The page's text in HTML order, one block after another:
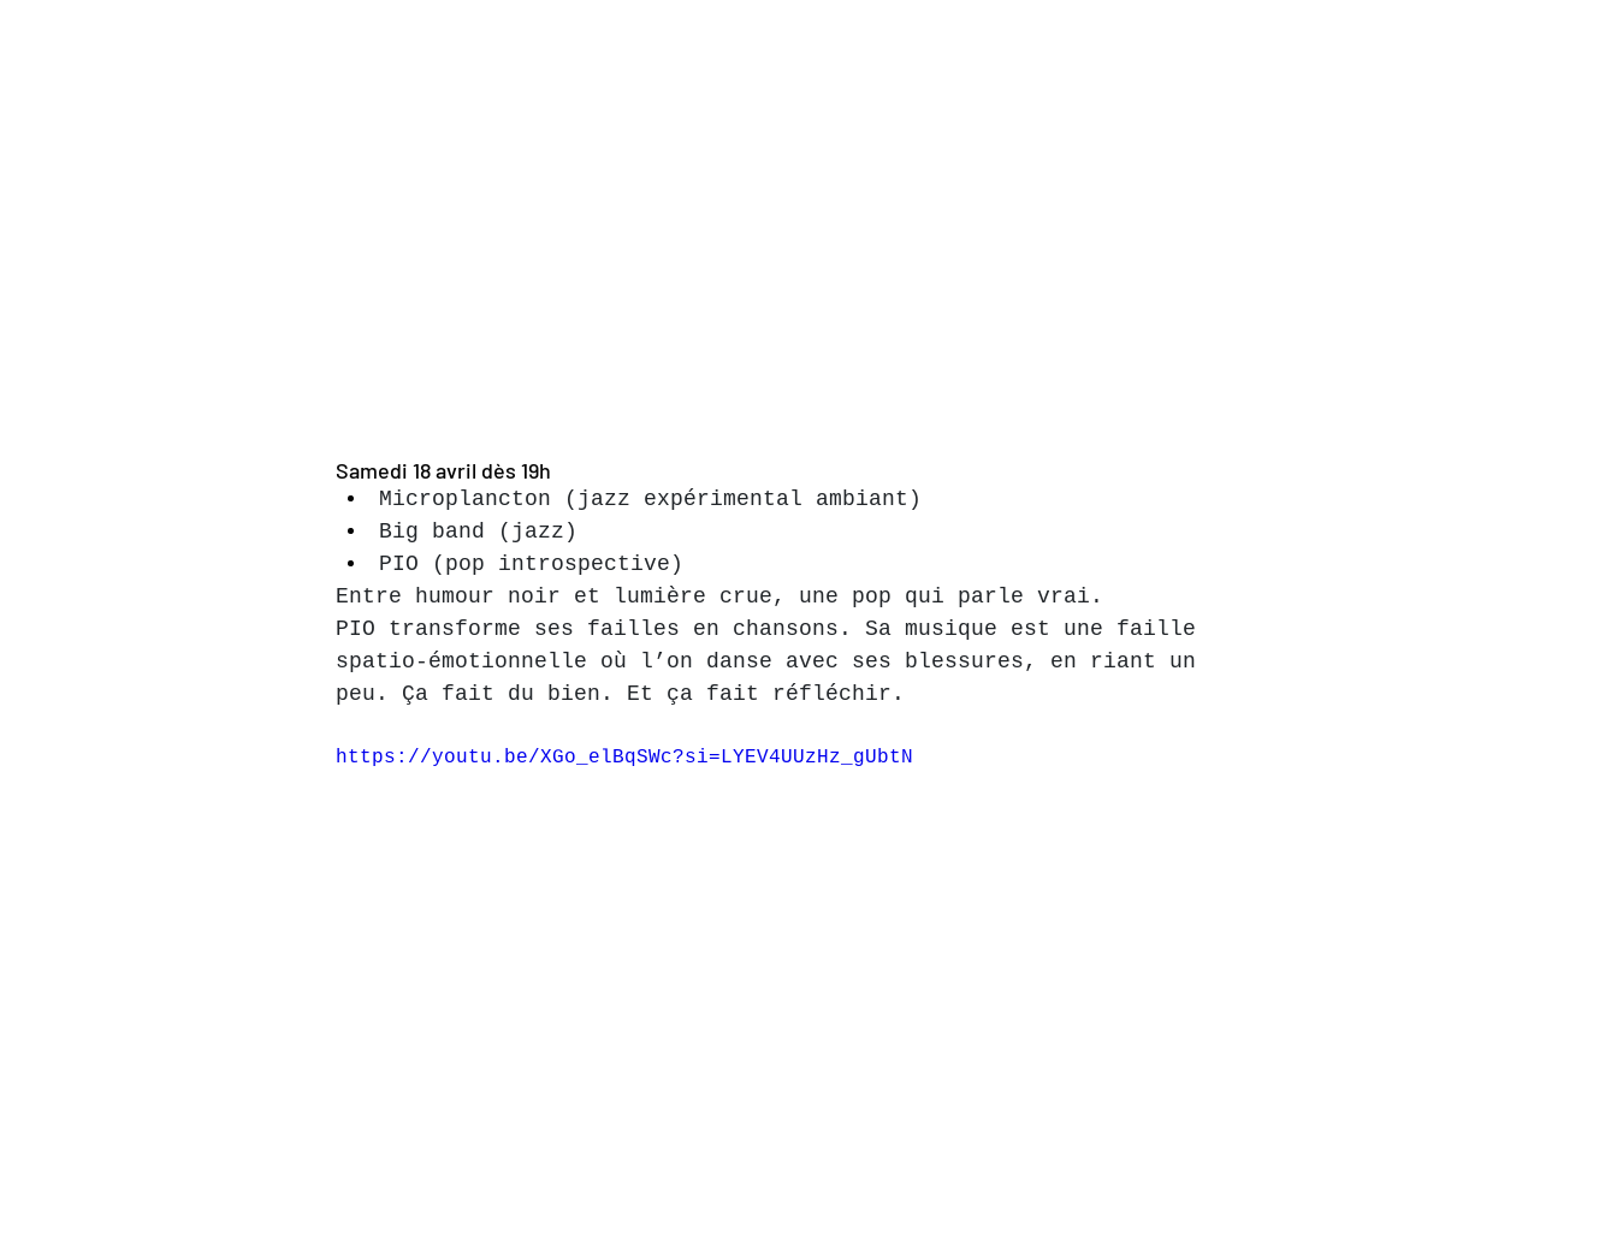
Samedi 18 avril dès 19h
Microplancton (jazz expérimental ambiant)
Big band (jazz)
PIO (pop introspective)
Entre humour noir et lumière crue, une pop qui parle vrai.
PIO transforme ses failles en chansons. Sa musique est une faille
spatio-émotionnelle où l’on danse avec ses blessures, en riant un
peu. Ça fait du bien. Et ça fait réfléchir.
https://youtu.be/XGo_elBqSWc?si=LYEV4UUzHz_gUbtN